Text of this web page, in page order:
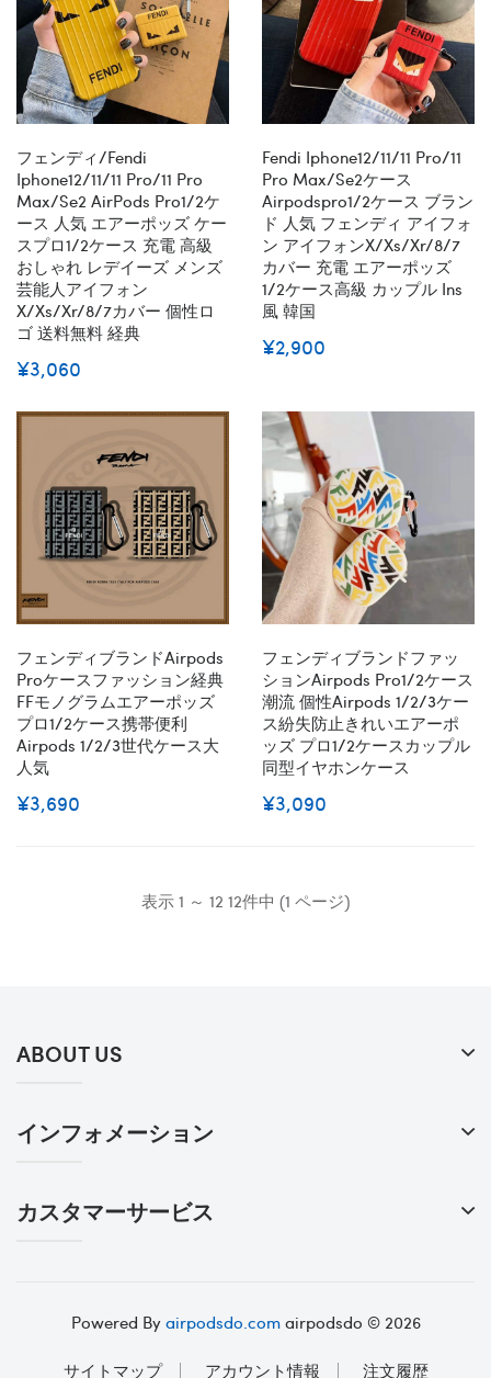
フェンディ/Fendi
Iphone12/11/11 Pro/11 Pro
Max/se2 AirPods Pro1/2ケ
ース 人気 エアーポッズ ケー
スプロ1/2ケース 充電 高級
おしゃれ レデイーズ メンズ
芸能人アイフォン
X/xs/xr/8/7カバー 個性ロ
ゴ 送料無料 経典
¥3,060
Fendi Iphone12/11/11 Pro/11
Pro Max/se2ケース
Airpodspro1/2ケース ブラン
ド 人気 フェンディ アイフォ
ン アイフォンx/xs/xr/8/7
カバー 充電 エアーポッズ
1/2ケース高級 カップル Ins
風 韓国
¥2,900
フェンディブランドairpods
Proケースファッション経典
FFモノグラムエアーポッズ
プロ1/2ケース携帯便利
Airpods 1/2/3世代ケース大
人気
¥3,690
フェンディブランドファッ
ションairpods Pro1/2ケース
潮流 個性airpods 1/2/3ケー
ス紛失防止きれいエアーポ
ッズ プロ1/2ケースカップル
同型イヤホンケース
¥3,090
表示 1 ～ 12 12件中 (1 ページ)
ABOUT US
インフォメーション
カスタマーサービス
Powered Byairpodsdo.comairpodsdo © 2026
サイトマップ
アカウント情報 注文履歴